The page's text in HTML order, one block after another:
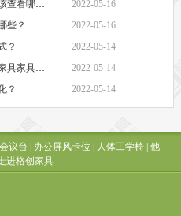
·办公家具厂家-选择办公家具厂家时应该查看哪些方面？
2022-05-16
些？
2022-05-16
？
2022-05-14
·办公椅子图片大全价格-如何延长办公家具家具的保质期？
2022-05-14
？
2022-05-14
议台 | 办公屏风卡位 | 人体工学椅| 他
进格创家具